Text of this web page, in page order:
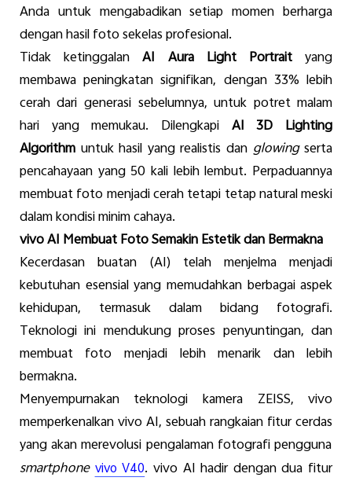
Anda untuk mengabadikan setiap momen berharga
denganhasilfotosekelasprofesional.
Tidakketinggalan AI Aura Light Portraityang
membawa peningkatan signifikan, dengan33%lebih
cerah dari generasi sebelumnya,untuk potret malam
hariyangmemukau. Dilengkapi AI 3D Lighting
Algorithm untuk hasil yangrealistis dan glowing serta
pencahayaanyang50 kali lebih lembut. Perpaduannya
membuatfotomenjadicerahtetapi tetapnaturalmeski
dalamkondisiminimcahaya.
vivo AI MembuatFotoSemakinEstetikdanBermakna
Kecerdasan buatan(AI) telah menjelma menjadi
kebutuhan esensialyang memudahkan berbagai aspek
kehidupan, termasuk dalam bidang fotografi.
Teknologi ini mendukungproses penyuntingan, dan
membuat foto menjadi lebih menarik danlebih
bermakna.
Menyempurnakan
teknologi kamera ZEISS, vivo
memperkenalkanvivo AI, sebuahrangkaian fiturcerdas
yangakanmerevolusi pengalaman fotografipengguna
smartphone vivo V40. vivo AIhadir dengandua fitur